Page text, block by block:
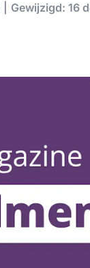
Gewijzigd: 16